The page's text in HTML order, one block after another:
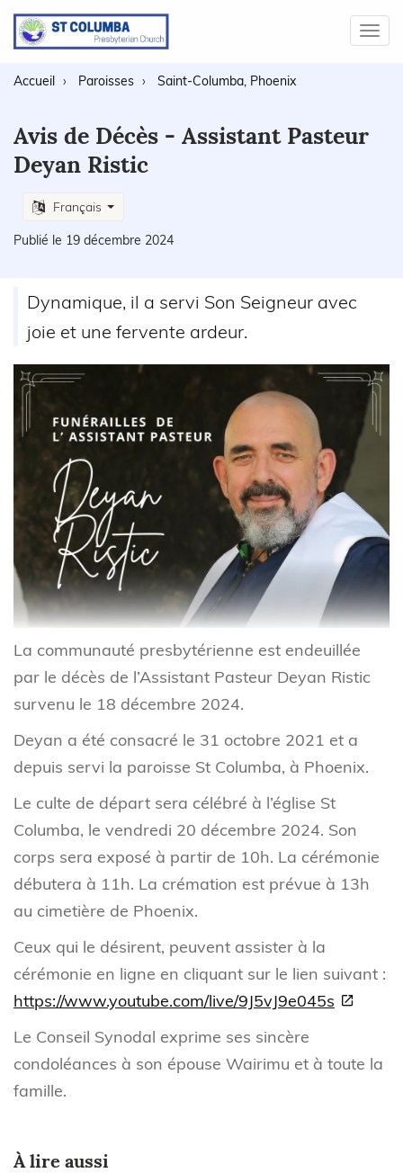
Accueil
Paroisses Saint-Columba, Phoenix
Avis de Décès - Assistant Pasteur
Deyan Ristic
Français
Publié le 19 décembre 2024
Dynamique, il a servi Son Seigneur avec
joie et une fervente ardeur.
La communauté presbytérienne est endeuillée
par le décès de l’Assistant Pasteur Deyan Ristic
survenu le 18 décembre 2024.
Deyan a été consacré le 31 octobre 2021 et a
depuis servi la paroisse St Columba, à Phoenix.
Le culte de départ sera célébré à l’église St
Columba, le vendredi 20 décembre 2024. Son
corps sera exposé à partir de 10h. La cérémonie
débutera à 11h. La crémation est prévue à 13h
au cimetière de Phoenix.
Ceux qui le désirent, peuvent assister à la
cérémonie en ligne en cliquant sur le lien suivant :
https://www.youtube.com/live/9J5vJ9e045s
Le Conseil Synodal exprime ses sincère
condoléances à son épouse Wairimu et à toute la
famille.
À lire aussi